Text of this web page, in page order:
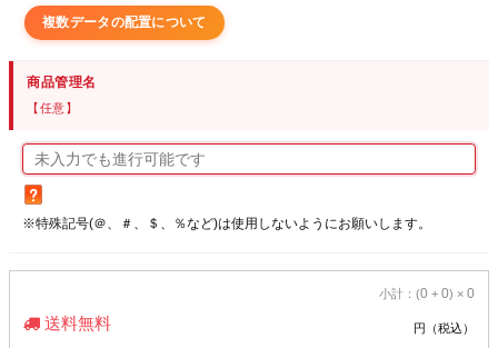
複数データの配置について
商品管理名
【任意】
※特殊記号(＠、＃、＄、％など)は使用しないようにお願いします。
小計：(0 + 0) × 0
送料無料 円（税込）